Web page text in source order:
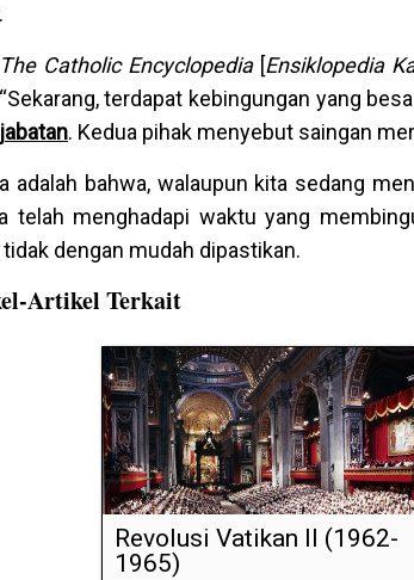
The Catholic Encyclopedia[Ensiklopedia
“Sekarang, terdapat kebingungan yang
jabatan. Kedua pihak menyebut saingan
adalah bahwa, walaupun kita sedang
telah menghadapi waktu yang
dengan mudah dipastikan.
Artikel Terkait
Revolusi Vatikan II (1962-
1965)